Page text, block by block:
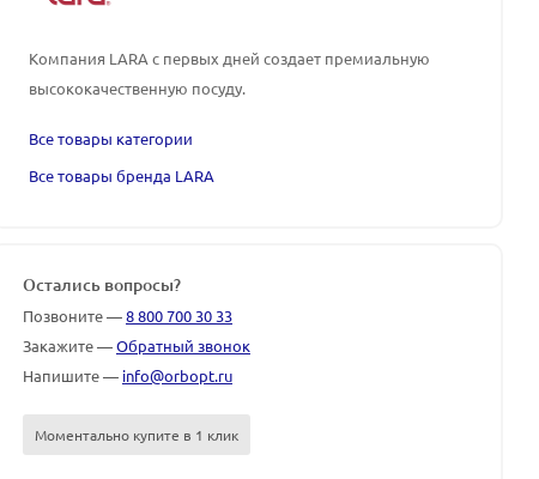
Компания LARA с первых дней создает премиальную
высококачественную посуду.
Все товары категории
Все товары бренда LARA
Остались вопросы?
Позвоните —8 800 700 30 33
Закажите —Обратный звонок
Напишите — info@orbopt.ru
Моментально купите в 1 клик